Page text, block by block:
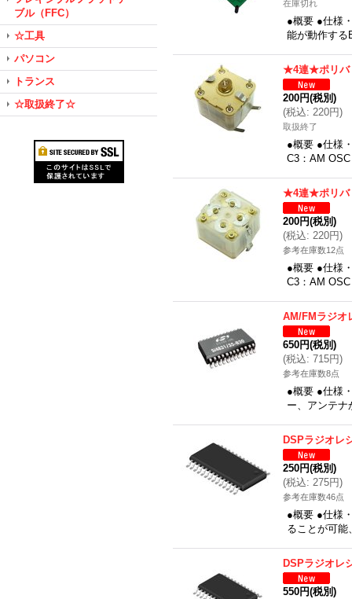
ブル（FFC）
☆工具
パソコン
トランス
☆取扱終了☆
在庫切れ
●概要 ●仕様
能が動作する
★4連★ポリバ
200円(税別)
(税込: 220円)
取扱終了
●概要 ●仕様
C3：AM
★4連★ポリバ
200円(税別)
(税込: 220円)
参考在庫数12点
●概要 ●仕様
C3：AM
AM/FMラジオ
650円(税別)
(税込: 715円)
参考在庫数8点
●概要 ●仕様
ー、アンテ
DSPラジオレ
250円(税別)
(税込: 275円)
参考在庫数46点
●概要 ●仕様
ることが可
DSPラジオレ
550円(税別)